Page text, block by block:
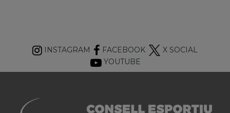
INSTAGRAM FACEBOOK
X SOCIAL
YOUTUBE